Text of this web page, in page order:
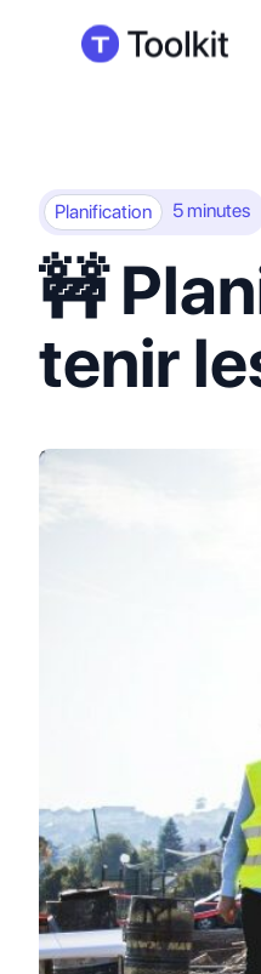
Planification 5 minutes
🚧
tenir